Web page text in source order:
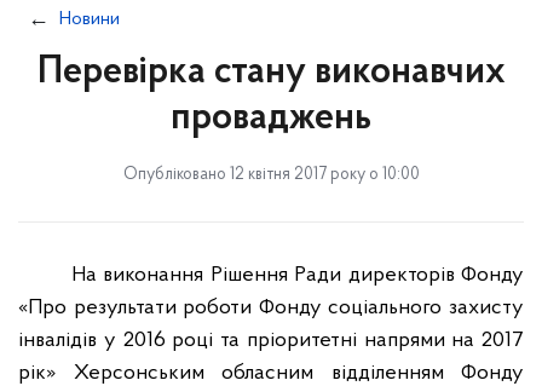
Новини
Перевірка стану виконавчих
проваджень
Опубліковано 12 квітня 2017 року о 10:00
На виконання Рішення Ради директорів Фонду
«Про результати роботи Фонду соціального захисту
інвалідів у 2016 році та пріоритетні напрями на 2017
рік» Херсонським обласним відділенням Фонду